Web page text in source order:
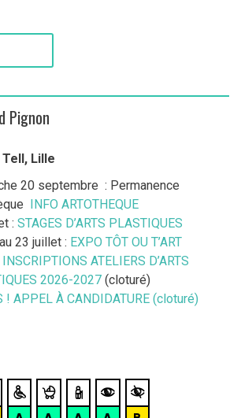
Pignon
Lille
20 septembre : Permanence
INFO ARTOTHEQUE
: STAGES D’ARTS PLASTIQUES
23 juillet : EXPO TÔT OU T’ART
ATELIERS D’ARTS
2026-2027 (cloturé)
! APPEL À CANDIDATURE (cloturé)